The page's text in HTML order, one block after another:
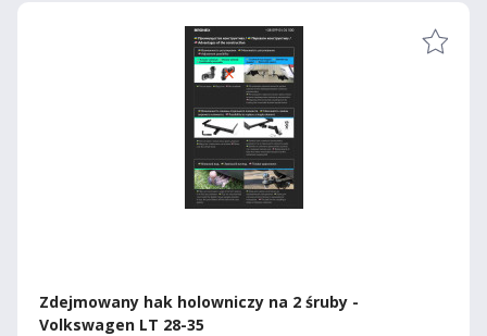
Zdejmowany hak holowniczy na 2 śruby -
Volkswagen LT 28-35